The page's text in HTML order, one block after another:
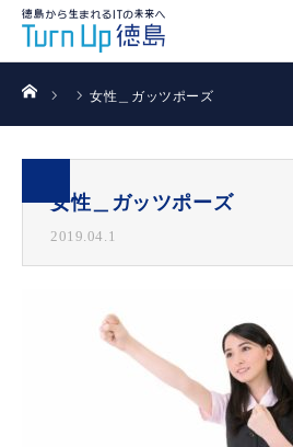
ホーム 女性＿ガッツポーズ
女性＿ガッツポーズ
2019.04.1